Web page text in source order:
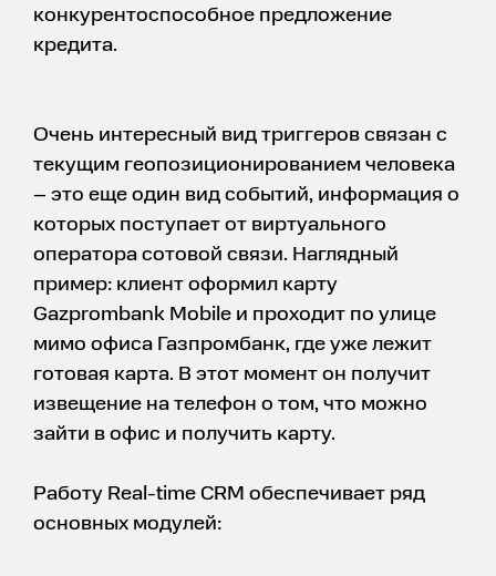
конкурентоспособное предложение
кредита.
Очень интересный вид триггеров связан с
текущим геопозиционированием человека
– это еще один вид событий, информация о
которых поступает от виртуального
оператора сотовой связи. Наглядный
пример: клиент оформил карту
Gazprombank Mobile и проходит по улице
мимо офиса Газпромбанк, где уже лежит
готовая карта. В этот момент он получит
извещение на телефон о том, что можно
зайти в офис и получить карту.
Работу Real-time CRM обеспечивает ряд
основных модулей: